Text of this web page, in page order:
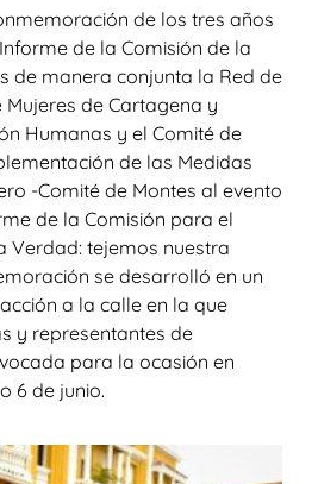
de los tres años
de la Comisión de la
de manera conjunta la Red de
de Cartagena y
Humanas y el Comité de
de las Medidas
-Comité de Montes al evento
de la Comisión para el
Verdad: tejemos nuestra
se desarrolló en un
a la calle en la que
y representantes de
para la ocasión en
6 de junio.